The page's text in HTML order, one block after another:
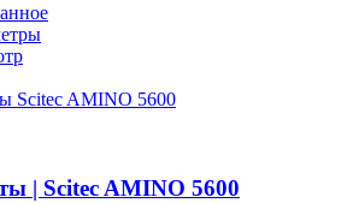
| Scitec AMINO 5600